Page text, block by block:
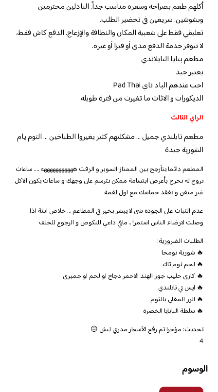
أكلهم طعم بصراحة وسعره مناسب جداً. النادلين محترمين
وبشوشين. سريعين في تحضير الطلب.
تعليقي فقط على شعبية المكان والنظافة والإزعاج. الدفع كاش فقط،
لا تتوفر خدمة الدفع مدى أو فيزا أو غيره.
مطعم بتايا التايلاندي
يعتبر جيد
احب عندهم الباد تاي Pad Thai
الديكورات و الاثاث ما تغيرت من فترة طويلة
الراي الثالث
مطعم تايلندي جميل … مشكلتهم كثير يغيروا الطباخين … التوم يام
الشوربة جيدة
المطعم دائما يتأرجح بين الممتاز السوبر و الزفت هههههههههههه …. ساعات
تروح له تخرج بأعرض ابتسامة ممكن تترسم على وجهك و ساعات يكون الاكل
غير متقن و تفقد حماسك مع اول لقمة
عدم الثبات على الجودة شي لا يبشر بخير في المطاعم … خلاص انتة اذا
وصلت لارضاء الناس استمر! .. مافي داعي للنكوص و الرجوع للخلف
الطلبات الضرورية:
🔥 شوربة تومخا
🔥 لحم نوم تاك
🔥 كاري حليب جوز الهند الاحمر دجاج او لحم او جمبري
🔥 ايس تي تايلندي
🔥 الرز المقلي بالثوم
🔥 سلطة البابايا الخضرة
تحديث: مؤخرا تم رفع الأسعار مدري ليش 😐
4
الوسوم